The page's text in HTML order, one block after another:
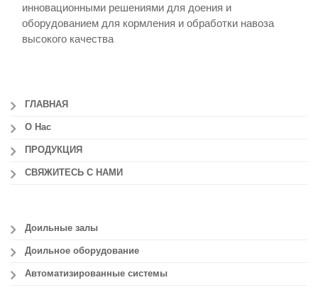
инновационными решениями для доения и
оборудованием для кормления и обработки навоза
высокого качества
ГЛАВНАЯ
О Нас
ПРОДУКЦИЯ
СВЯЖИТЕСЬ С НАМИ
Доильные залы
Доильное оборудование
Автоматизированные системы